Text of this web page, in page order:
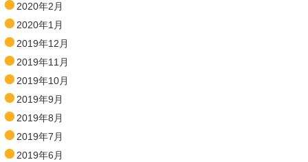
2020年2月
2020年1月
2019年12月
2019年11月
2019年10月
2019年9月
2019年8月
2019年7月
2019年6月